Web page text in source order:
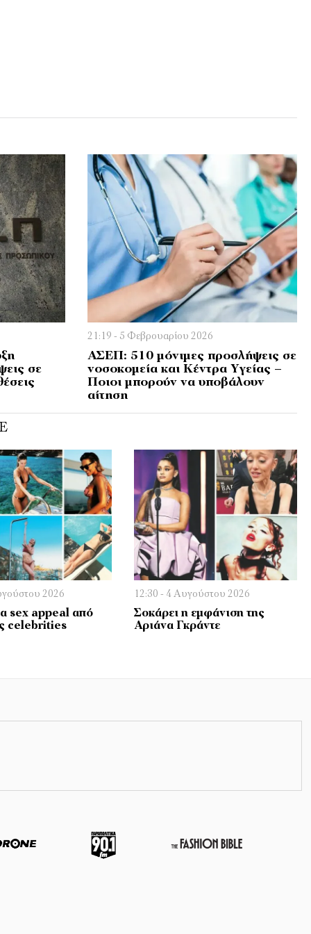
σε
21:19 - 5 Φεβρουαρίου 2026
ΑΣΕΠ: 510 μόνιμες προσλήψεις σε
νοσοκομεία και Κέντρα Υγείας –
Ποιοι μπορούν να υποβάλουν
αίτηση
2026
sex appeal από
celebrities
12:30 - 4 Αυγούστου 2026
Σοκάρει η εμφάνιση της
Αριάνα Γκράντε